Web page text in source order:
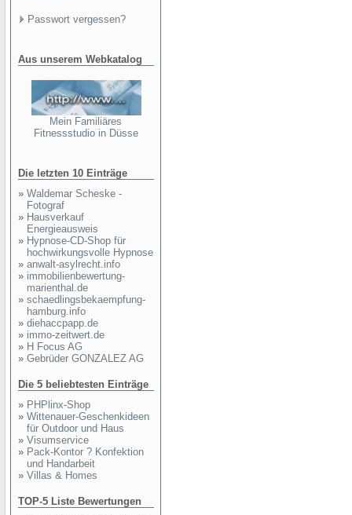
Passwort vergessen?
Aus unserem Webkatalog
Mein Familiäres
Fitnessstudio in Düsse
Die letzten 10 Einträge
» Waldemar Scheske -
Fotograf
» Hausverkauf
Energieausweis
» Hypnose-CD-Shop für
hochwirkungsvolle Hypnose
» anwalt-asylrecht.info
» immobilienbewertung-
marienthal.de
» schaedlingsbekaempfung-
hamburg.info
» diehaccpapp.de
» immo-zeitwert.de
» H Focus AG
» Gebrüder GONZALEZ AG
Die 5 beliebtesten Einträge
» PHPlinx-Shop
» Wittenauer-Geschenkideen
für Outdoor und Haus
» Visumservice
» Pack-Kontor ? Konfektion
und Handarbeit
» Villas & Homes
TOP-5 Liste Bewertungen